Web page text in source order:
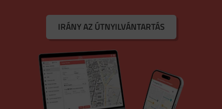
IRÁNY AZ ÚTNYILVÁNTARTÁS